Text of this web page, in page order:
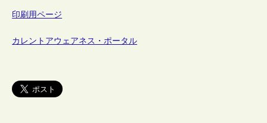
印刷用ページ
カレントアウェアネス・ポータル